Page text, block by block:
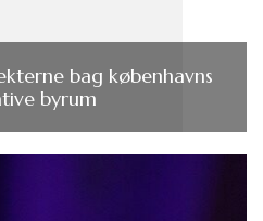
bag københavns
byrum